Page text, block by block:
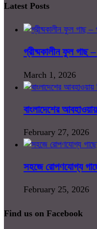
Latest Posts
গ্রীষ্মকালীন ফুল গাছ
March 1, 2026
বাংলাদেশের
February 27, 2026
সহজে রোপণযোগ্য
February 25, 2026
Find us on Facebook